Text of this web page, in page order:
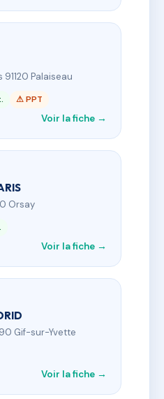
Palaiseau
⚠ PPT
Voir la fiche →
Orsay
Voir la fiche →
Gif-sur-Yvette
Voir la fiche →